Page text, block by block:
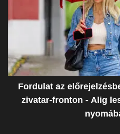
Fordulat az
zivatar-fronton - Alig